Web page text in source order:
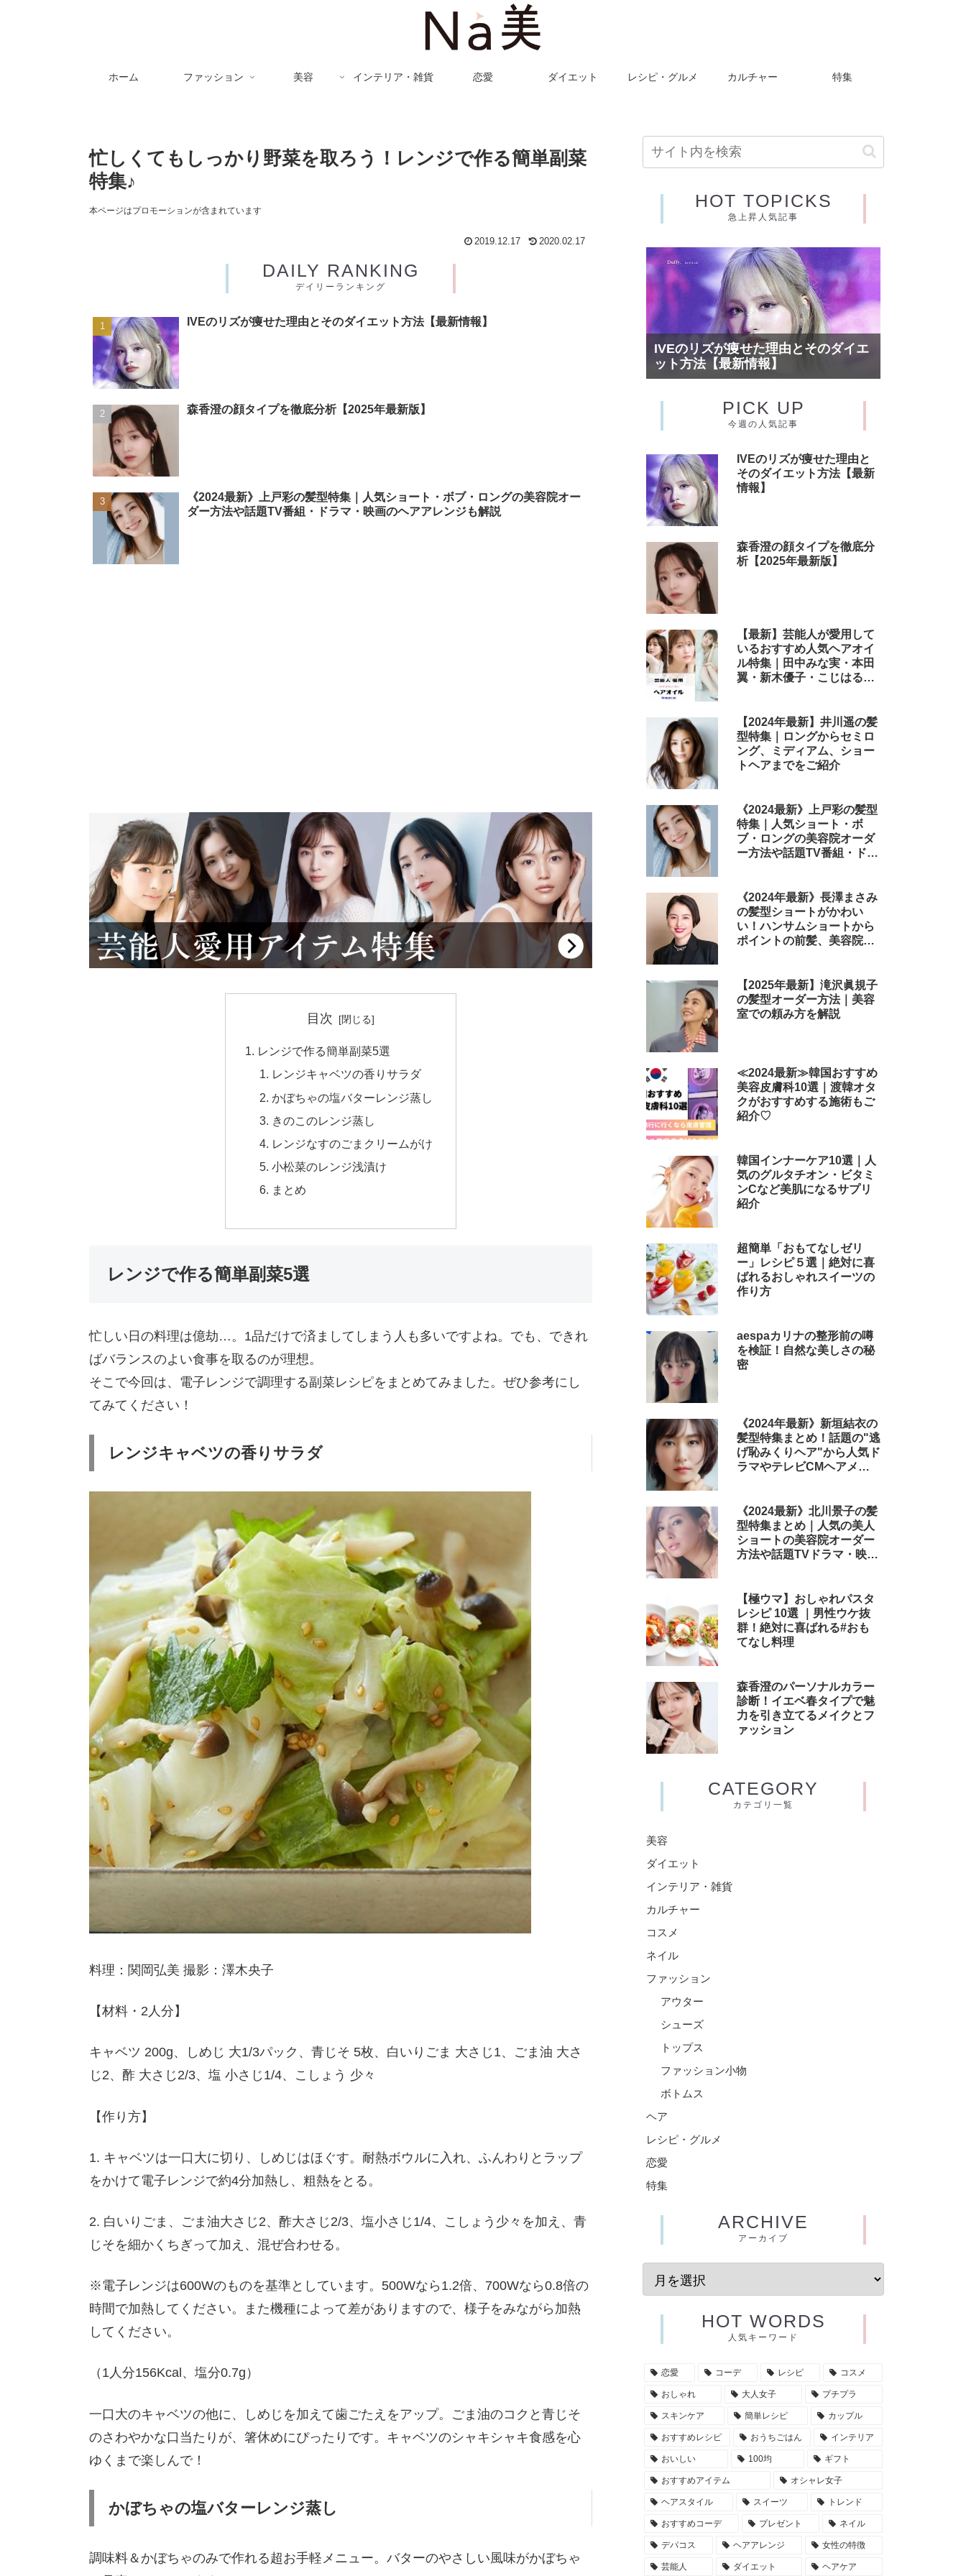
ホーム ファッション 美容 インテリア・雑貨 恋愛 ダイエット レシピ・グルメ カルチャー 特集
忙しくてもしっかり野菜を取ろう！レンジで作る簡単副菜
特集♪
本ページはプロモーションが含まれています
2019.12.17 2020.02.17
DAILY RANKING
デイリーランキング
IVEのリズが痩せた理由とそのダイエット方法【最新情報】
森香澄の顔タイプを徹底分析【2025年最新版】
《2024最新》上戸彩の髪型特集｜人気ショート・ボブ・ロングの美容院オー
ダー方法や話題TV番組・ドラマ・映画のヘアアレンジも解説
目次
レンジで作る簡単副菜5選
レンジキャベツの香りサラダ
かぼちゃの塩バターレンジ蒸し
きのこのレンジ蒸し
レンジなすのごまクリームがけ
小松菜のレンジ浅漬け
まとめ
レンジで作る簡単副菜5選
忙しい日の料理は億劫…。1品だけで済ましてしまう人も多いですよね。でも、できれ
ばバランスのよい食事を取るのが理想。
そこで今回は、電子レンジで調理する副菜レシピをまとめてみました。ぜひ参考にし
てみてください！
レンジキャベツの香りサラダ
料理：関岡弘美 撮影：澤木央子
【材料・2人分】
キャベツ 200g、しめじ 大1/3パック、青じそ 5枚、白いりごま 大さじ1、ごま油 大さ
じ2、酢 大さじ2/3、塩 小さじ1/4、こしょう 少々
【作り方】
1. キャベツは一口大に切り、しめじはほぐす。耐熱ボウルに入れ、ふんわりとラップ
をかけて電子レンジで約4分加熱し、粗熱をとる。
2. 白いりごま、ごま油大さじ2、酢大さじ2/3、塩小さじ1/4、こしょう少々を加え、青
じそを細かくちぎって加え、混ぜ合わせる。
※電子レンジは600Wのものを基準としています。500Wなら1.2倍、700Wなら0.8倍の
時間で加熱してください。また機種によって差がありますので、様子をみながら加熱
してください。
（1人分156Kcal、塩分0.7g）
一口大のキャベツの他に、しめじを加えて歯ごたえをアップ。ごま油のコクと青じそ
のさわやかな口当たりが、箸休めにぴったりです。キャベツのシャキシャキ食感を心
ゆくまで楽しんで！
かぼちゃの塩バターレンジ蒸し
調味料＆かぼちゃのみで作れる超お手軽メニュー。バターのやさしい風味がかぼちゃ
HOT TOPICKS
急上昇人気記事
IVEのリズが痩せた理由とそのダイエ
ット方法【最新情報】
PICK UP
今週の人気記事
IVEのリズが痩せた理由と
そのダイエット方法【最新
情報】
森香澄の顔タイプを徹底分
析【2025年最新版】
【最新】芸能人が愛用して
いるおすすめ人気ヘアオイ
ル特集｜田中みな実・本田
翼・新木優子・こじはる・
テムまとめ
【2024年最新】井川遥の髪
型特集｜ロングからセミロ
ング、ミディアム、ショー
トヘアまでをご紹介
《2024最新》上戸彩の髪型
特集｜人気ショート・ボ
ブ・ロングの美容院オーダ
ー方法や話題TV番組・ドラ
《2024年最新》長澤まさみ
の髪型ショートがかわい
い！ハンサムショートから
ポイントの前髪、美容院で
【2025年最新】滝沢眞規子
の髪型オーダー方法｜美容
室での頼み方を解説
≪2024最新≫韓国おすすめ
美容皮膚科10選｜渡韓オタ
クがおすすめする施術もご
紹介♡
韓国インナーケア10選｜人
気のグルタチオン・ビタミ
ンCなど美肌になるサプリ
紹介
超簡単「おもてなしゼリ
ー」レシピ５選｜絶対に喜
ばれるおしゃれスイーツの
作り方
aespaカリナの整形前の噂
を検証！自然な美しさの秘
密
《2024年最新》新垣結衣の
髪型特集まとめ！話題の"逃
げ恥みくりヘア"から人気ド
ラマやテレビCMヘアメイ
《2024最新》北川景子の髪
型特集まとめ｜人気の美人
ショートの美容院オーダー
方法や話題TVドラマ・映画
【極ウマ】おしゃれパスタ
レシピ 10選 ｜男性ウケ抜
群！絶対に喜ばれる#おも
てなし料理
森香澄のパーソナルカラー
診断！イエベ春タイプで魅
力を引き立てるメイクとフ
ァッション
CATEGORY
カテゴリ一覧
美容
ダイエット
インテリア・雑貨
カルチャー
コスメ
ネイル
ファッション
アウター
シューズ
トップス
ファッション小物
ボトムス
ヘア
レシピ・グルメ
恋愛
特集
ARCHIVE
アーカイブ
HOT WORDS
人気キーワード
恋愛 コーデ レシピ コスメ
おしゃれ 大人女子 プチプラ
スキンケア 簡単レシピ カップル
おすすめレシピ おうちごはん インテリア
おいしい 100均 ギフト
おすすめアイテム オシャレ女子
ヘアスタイル スイーツ トレンド
おすすめコーデ プレゼント ネイル
デパコス ヘアアレンジ 女性の特徴
芸能人 ダイエット ヘアケア